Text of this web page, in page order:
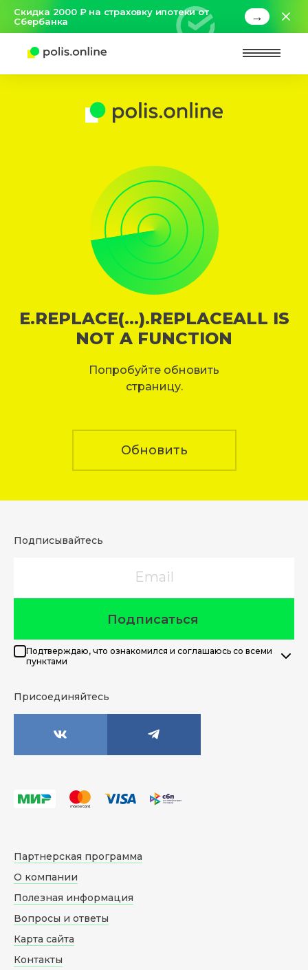
Скидка 2000 ₽ на страховку ипотеки от
Сбербанка
→
E.REPLACE(...).REPLACEALL IS
NOT A FUNCTION
Попробуйте обновить
страницу.
Обновить
Подписывайтесь
Подписаться
Подтверждаю, что ознакомился и соглашаюсь со всеми
пунктами
Присоединяйтесь
Партнерская программа
О компании
Полезная информация
Вопросы и ответы
Карта сайта
Контакты